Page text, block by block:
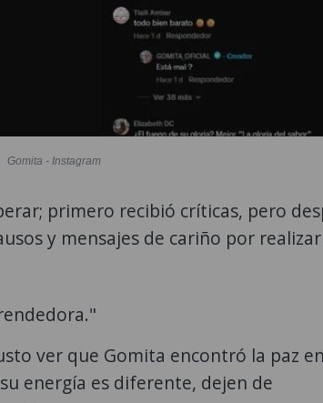
Gomita - Instagram
primero recibió críticas, pero
y mensajes de cariño por
ver que Gomita encontró la paz
energía es diferente, dejen de